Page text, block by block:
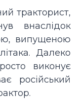
тракторист,
внаслідок
випущеною
Далеко
виконує
російський